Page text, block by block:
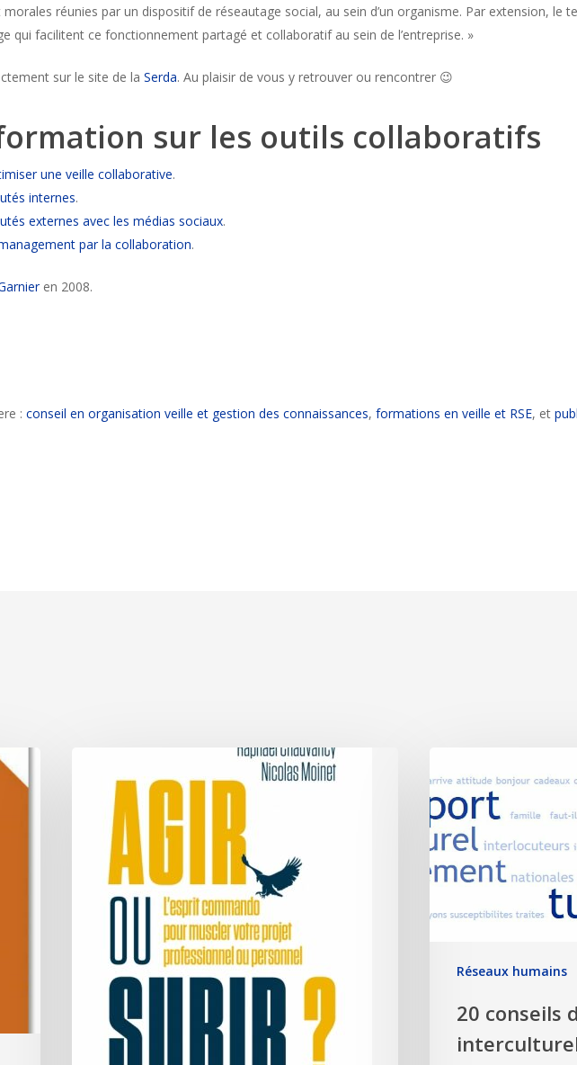
réunies par un dispositif de réseautage social, au sein d’un organisme. Par extension, le
qui facilitent ce fonctionnement partagé et collaboratif au sein de l’entreprise. »
sur le site de la Serda. Au plaisir de vous y retrouver ou rencontrer 😉
sur les outils collaboratifs
une veille collaborative.
internes.
externes avec les médias sociaux.
par la collaboration.
en 2008.
: conseil en organisation veille et gestion des connaissances, formations en veille et RSE, et
Réseaux humains
20 conseils